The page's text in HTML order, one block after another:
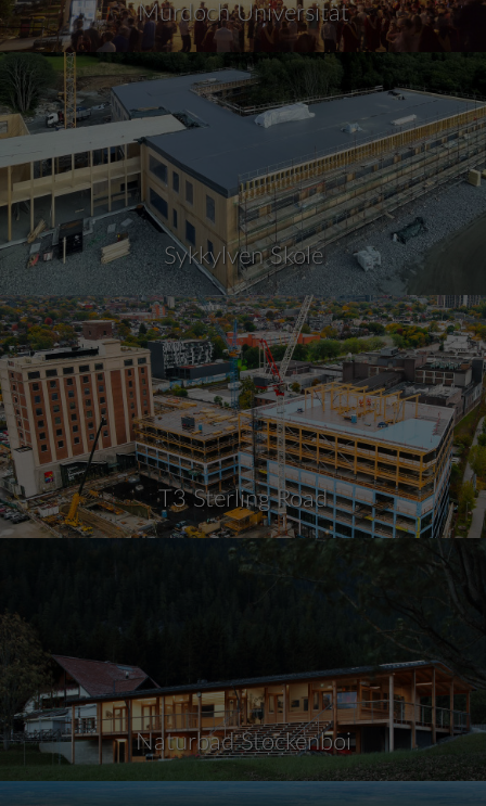
Murdoch Universität
Sykkylven Skole
T3 Sterling Road
Naturbad Stockenboi